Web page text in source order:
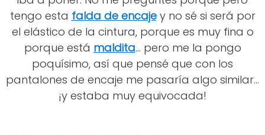
tengo esta falda de encajey no sé si será por
el elástico de la cintura, porque es muy fina o
porque está maldita... pero me la pongo
poquísimo, así que pensé que con los
pantalones de encaje me pasaría algo similar...
¡y estaba muy equivocada!